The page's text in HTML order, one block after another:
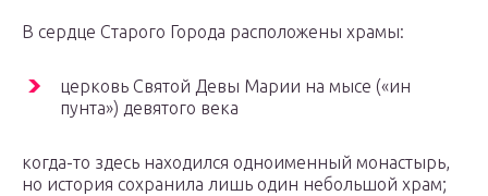
В сердце Старого Города расположены храмы:
церковь Святой Девы Марии на мысе («ин
пунта») девятого века
когда-то здесь находился одноименный монастырь,
но история сохранила лишь один небольшой храм;